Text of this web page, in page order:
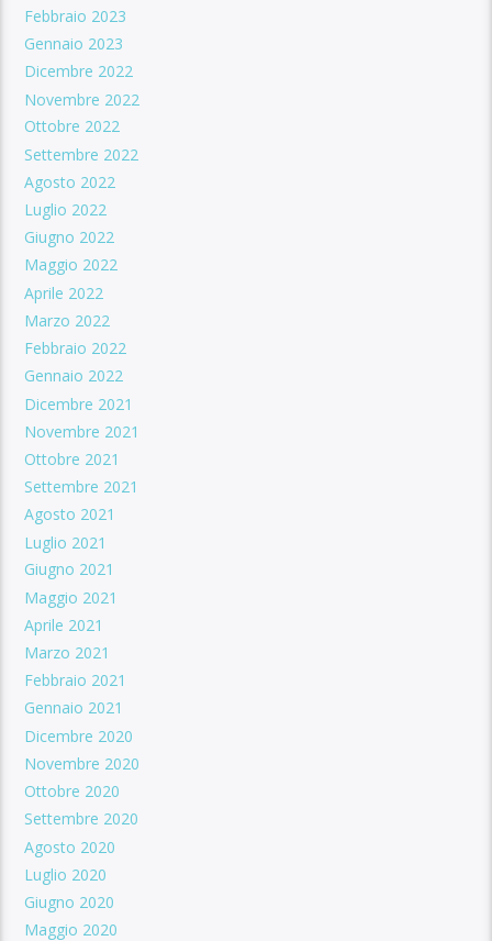
Febbraio 2023
Gennaio 2023
Dicembre 2022
Novembre 2022
Ottobre 2022
Settembre 2022
Agosto 2022
Luglio 2022
Giugno 2022
Maggio 2022
Aprile 2022
Marzo 2022
Febbraio 2022
Gennaio 2022
Dicembre 2021
Novembre 2021
Ottobre 2021
Settembre 2021
Agosto 2021
Luglio 2021
Giugno 2021
Maggio 2021
Aprile 2021
Marzo 2021
Febbraio 2021
Gennaio 2021
Dicembre 2020
Novembre 2020
Ottobre 2020
Settembre 2020
Agosto 2020
Luglio 2020
Giugno 2020
Maggio 2020